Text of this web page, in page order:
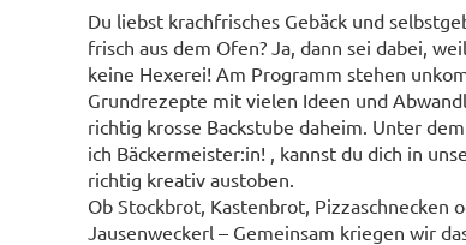
Du liebst krachfrisches Gebäck und
frisch aus dem Ofen? Ja, dann sei dabei,
keine Hexerei! Am Programm stehen
Grundrezepte mit vielen Ideen und
richtig krosse Backstube daheim. Unter
ich Bäckermeister:in! , kannst du dich in
richtig kreativ austoben.
Ob Stockbrot, Kastenbrot, Pizzaschnecken
Jausenweckerl – Gemeinsam kriegen wir